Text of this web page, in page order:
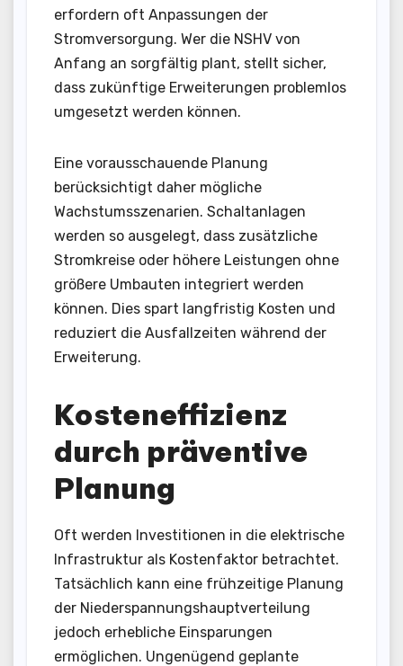
erfordern oft Anpassungen der
Stromversorgung. Wer die NSHV von
Anfang an sorgfältig plant, stellt sicher,
dass zukünftige Erweiterungen problemlos
umgesetzt werden können.
Eine vorausschauende Planung
berücksichtigt daher mögliche
Wachstumsszenarien. Schaltanlagen
werden so ausgelegt, dass zusätzliche
Stromkreise oder höhere Leistungen ohne
größere Umbauten integriert werden
können. Dies spart langfristig Kosten und
reduziert die Ausfallzeiten während der
Erweiterung.
Kosteneffizienz
durch präventive
Planung
Oft werden Investitionen in die elektrische
Infrastruktur als Kostenfaktor betrachtet.
Tatsächlich kann eine frühzeitige Planung
der Niederspannungshauptverteilung
jedoch erhebliche Einsparungen
ermöglichen. Ungenügend geplante